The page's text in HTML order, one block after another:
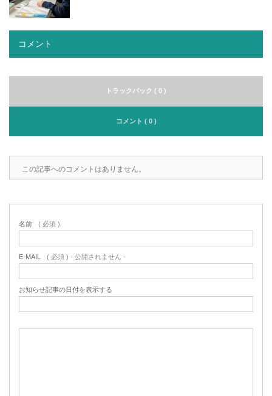
コメント
トラックバック ( 0 )
コメント ( 0 )
この記事へのコメントはありません。
名前 ( 必須 )
E-MAIL ( 必須 ) - 公開されません -
お知らせ記事の日付を表示する